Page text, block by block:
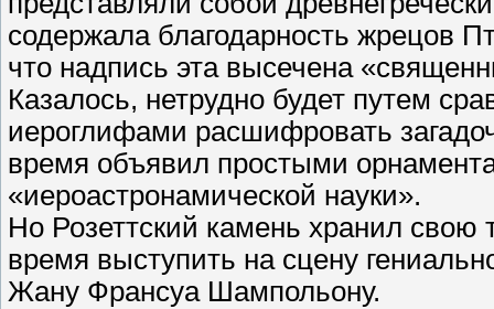
содержала благодарность жрецов
что надпись эта высечена
Казалось, нетрудно будет путем
иероглифами расшифровать
время объявил простыми
«иероастронамической науки».
Но Розеттский камень хранил
время выступить на сцену
Жану Франсуа Шампольону.